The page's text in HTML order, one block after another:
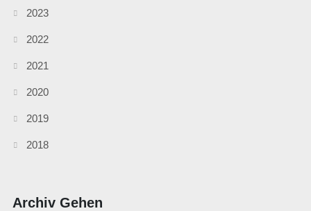
2023
2022
2021
2020
2019
2018
Archiv Gehen